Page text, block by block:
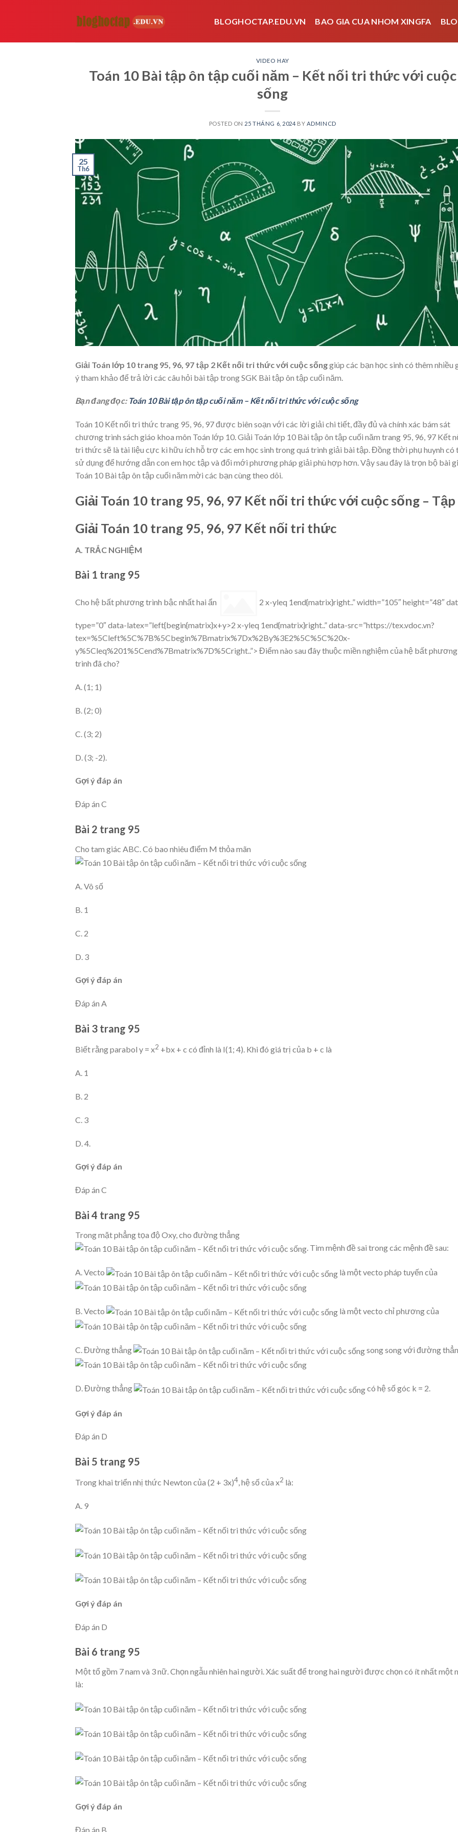
BLOGHOCTAP.EDU.VN BAO GIA CUA NHOM XINGFA
VIDEO HAY
Toán 10 Bài tập ôn tập cuối năm – Kết nối tri thức với cuộc
sống
POSTED ON 25 THÁNG 6, 2024 BY ADMINCD
25
Th6
Giải Toán lớp 10 trang 95, 96, 97 tập 2 Kết nối tri thức với cuộc sốnggiúp các bạn học sinh có thêm nhiều
ý tham khảo để trả lời các câu hỏi bài tập trong SGK Bài tập ôn tập cuối năm.
Bạn đang đọc: Toán 10 Bài tập ôn tập cuối năm – Kết nối tri thức với cuộc sống
Toán 10 Kết nối tri thức trang 95, 96, 97 được biên soạn với các lời giải chi tiết, đầy đủ và chính xác bám sát
chương trình sách giáo khoa môn Toán lớp 10. Giải Toán lớp 10 Bài tập ôn tập cuối năm trang 95, 96, 97 Kết
tri thức sẽ là tài liệu cực kì hữu ích hỗ trợ các em học sinh trong quá trình giải bài tập. Đồng thời phụ huynh có
sử dụng để hướng dẫn con em học tập và đổi mới phương pháp giải phù hợp hơn. Vậy sau đây là trọn bộ bài
Toán 10 Bài tập ôn tập cuối năm mời các bạn cùng theo dõi.
Giải Toán 10 trang 95, 96, 97 Kết nối tri thức với cuộc sống – Tập
Giải Toán 10 trang 95, 96, 97 Kết nối tri thức
A. TRẮC NGHIỆM
Bài 1 trang 95
Cho hệ bất phương trình bậc nhất hai ẩn 2 x-yleq 1end{matrix}right..” width=”105″ height=”48″
type=”0″ data-latex=”left{begin{matrix}x+y>2 x-yleq 1end{matrix}right..” data-src=”https://tex.vdoc.vn?
tex=%5Cleft%5C%7B%5Cbegin%7Bmatrix%7Dx%2By%3E2%5C%5C%20x-
y%5Cleq%201%5Cend%7Bmatrix%7D%5Cright..”> Điểm nào sau đây thuộc miền nghiệm của hệ bất phương
trình đã cho?
A. (1; 1)
B. (2; 0)
C. (3; 2)
D. (3; -2).
Gợi ý đáp án
Đáp án C
Bài 2 trang 95
Cho tam giác ABC. Có bao nhiêu điểm M thỏa mãn
A. Vô số
B. 1
C. 2
D. 3
Gợi ý đáp án
Đáp án A
Bài 3 trang 95
Biết rằng parabol y = x2 +bx + c có đỉnh là I(1; 4). Khi đó giá trị của b + c là
A. 1
B. 2
C. 3
D. 4.
Gợi ý đáp án
Đáp án C
Bài 4 trang 95
Trong mặt phẳng tọa độ Oxy, cho đường thẳng
. Tìm mệnh đề sai trong các mệnh đề sau:
A. Vecto là một vecto pháp tuyến của
B. Vecto là một vecto chỉ phương của
C. Đường thẳng song song với đường
D. Đường thẳng có hệ số góc k = 2.
Gợi ý đáp án
Đáp án D
Bài 5 trang 95
Trong khai triển nhị thức Newton của (2 + 3x)4, hệ số của x2 là:
A. 9
Gợi ý đáp án
Đáp án D
Bài 6 trang 95
Một tổ gồm 7 nam và 3 nữ. Chọn ngẫu nhiên hai người. Xác suất để trong hai người được chọn có ít nhất một
là:
Gợi ý đáp án
Đáp án B